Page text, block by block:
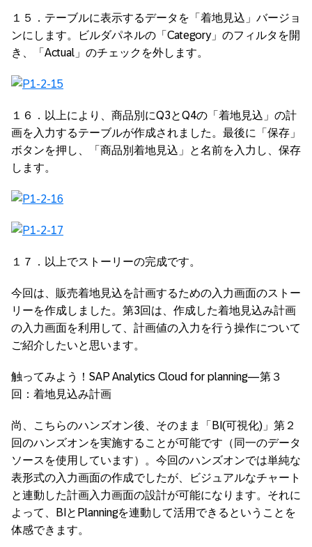
１５．テーブルに表示するデータを「着地見込」バージョ
ンにします。ビルダパネルの「Category」のフィルタを開
き、「Actual」のチェックを外します。
１６．以上により、商品別にQ3とQ4の「着地見込」の計
画を入力するテーブルが作成されました。最後に「保存」
ボタンを押し、「商品別着地見込」と名前を入力し、保存
します。
１７．以上でストーリーの完成です。
今回は、販売着地見込を計画するための入力画面のストー
リーを作成しました。第3回は、作成した着地見込み計画
の入力画面を利用して、計画値の入力を行う操作について
ご紹介したいと思います。
触ってみよう！SAP Analytics Cloud for planning―第３
回：着地見込み計画
尚、こちらのハンズオン後、そのまま「BI(可視化)」第２
回のハンズオンを実施することが可能です（同一のデータ
ソースを使用しています）。今回のハンズオンでは単純な
表形式の入力画面の作成でしたが、ビジュアルなチャート
と連動した計画入力画面の設計が可能になります。それに
よって、BIとPlanningを連動して活用できるということを
体感できます。